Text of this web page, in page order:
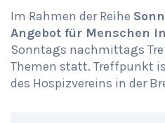
Im Rahmen der Reihe
Angebot für Menschen
Sonntags nachmittags
Themen statt. Treffpunkt
des Hospizvereins in der